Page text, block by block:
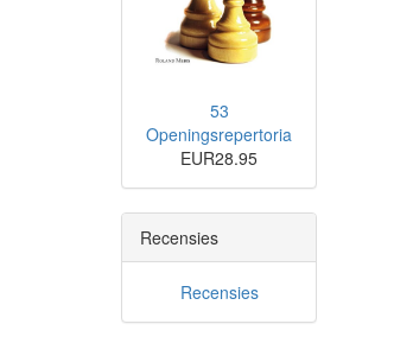
53
Openingsrepertoria
EUR28.95
Recensies
Recensies